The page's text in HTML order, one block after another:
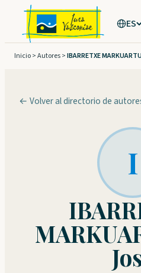
Saltar
contenido
ES
Inicio>Autores>IBARRETXE
← Volver al directorio de
I